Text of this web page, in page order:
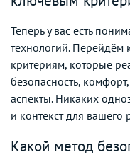
Теперь у вас есть
технологий.
критериям, которые
безопасность,
аспекты. Никаких
и контекст для вашего
Какой метод